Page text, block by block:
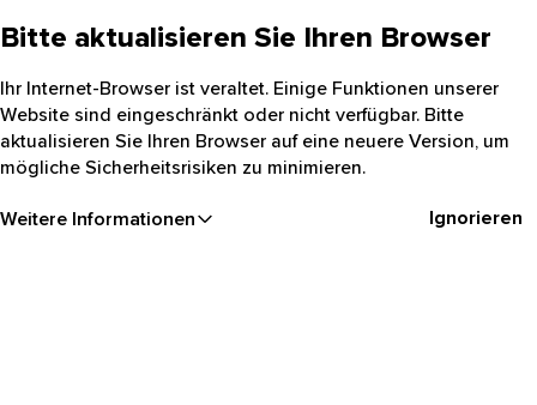
Bitte aktualisieren Sie Ihren Browser
Ihr Internet-Browser ist veraltet. Einige Funktionen unserer
Website sind eingeschränkt oder nicht verfügbar. Bitte
aktualisieren Sie Ihren Browser auf eine neuere Version, um
mögliche Sicherheitsrisiken zu minimieren.
Weitere Informationen Ignorieren